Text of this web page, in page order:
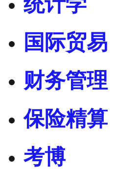
国际贸易
财务管理
保险精算
考博